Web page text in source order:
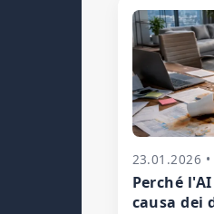
23.01.2026
Perché
causa dei